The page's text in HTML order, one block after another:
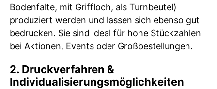
Bodenfalte, mit Griffloch, als Turnbeutel)
produziert werden und lassen sich ebenso gut
bedrucken. Sie sind ideal für hohe Stückzahlen
bei Aktionen, Events oder Großbestellungen.
2. Druckverfahren &
Individualisierungsmöglichkeiten